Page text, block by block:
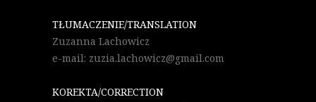
TŁUMACZENIE/TRANSLATION
Zuzanna Lachowicz
e-mail: zuzia.lachowicz@gmail.com
KOREKTA/CORRECTION